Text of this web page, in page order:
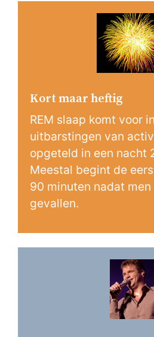
Kort maar heftig
REM slaap komt voor
uitbarstingen van
opgeteld in een nacht
Meestal begint de
90 minuten nadat men
gevallen.